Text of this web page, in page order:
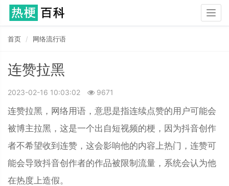
首页 网络流行语
连赞拉黑
2023-02-16 10:03:02 9671
连赞拉黑，网络用语，意思是指连续点赞的用户可能会
被博主拉黑，这是一个出自短视频的梗，因为抖音创作
者不希望收到连赞，这会影响他的内容上热门，连赞可
能会导致抖音创作者的作品被限制流量，系统会认为他
在热度上造假。